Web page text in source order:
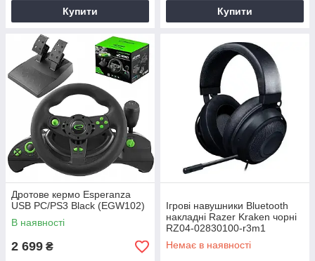
Купити Купити
Дротове кермо Esperanza
USB PC/PS3 Black (EGW102)
В наявності
2 699 ₴
Ігрові навушники Bluetooth
накладні Razer Kraken чорні
RZ04-02830100-r3m1
Немає в наявності